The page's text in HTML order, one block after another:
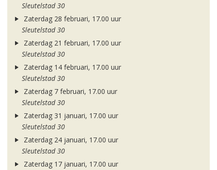
Sleutelstad 30
Zaterdag 28 februari, 17.00 uur
Sleutelstad 30
Zaterdag 21 februari, 17.00 uur
Sleutelstad 30
Zaterdag 14 februari, 17.00 uur
Sleutelstad 30
Zaterdag 7 februari, 17.00 uur
Sleutelstad 30
Zaterdag 31 januari, 17.00 uur
Sleutelstad 30
Zaterdag 24 januari, 17.00 uur
Sleutelstad 30
Zaterdag 17 januari, 17.00 uur